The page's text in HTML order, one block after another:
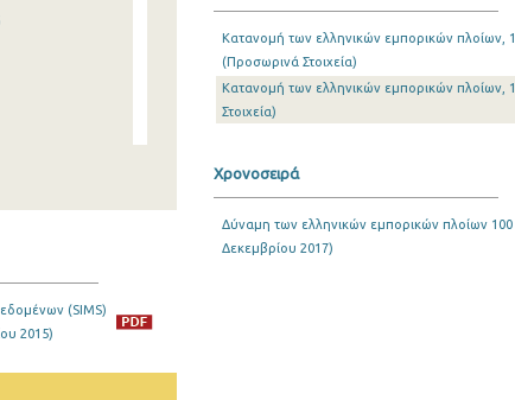
(SIMS)
2015)
Κατανομή των ελληνικών εμπορικών πλοίων,
(Προσωρινά Στοιχεία)
Κατανομή των ελληνικών εμπορικών πλοίων,
Στοιχεία)
Χρονοσειρά
Δύναμη των ελληνικών εμπορικών πλοίων
Δεκεμβρίου 2017)